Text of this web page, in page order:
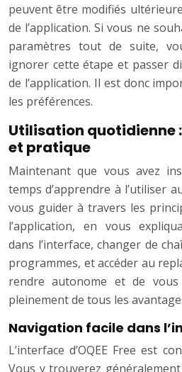
peuvent être modifiés
de l’application. Si vous ne
paramètres tout de suite,
ignorer cette étape et passer
de l’application. Il est donc
les préférences.
Utilisation quotidienne
et pratique
Maintenant que vous avez
temps d’apprendre à l’utiliser
vous guider à travers les
l’application, en vous
dans l’interface, changer de
programmes, et accéder au
rendre autonome et de
pleinement de tous les
Navigation facile dans
L’interface d’OQEE Free est
Vous y trouverez